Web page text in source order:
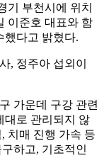
기 부천시에 위치
이준호 대표와 함
했다고 밝혔다.
, 정주아 섭외이
가운데 구강 관련
대로 관리되지 않
치매 진행 가속 등
하고, 기초적인